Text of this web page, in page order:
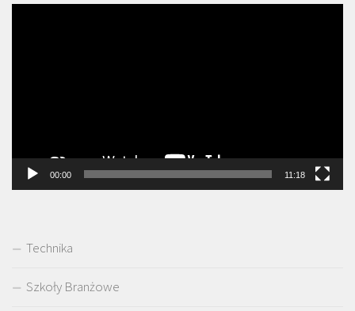
00:00 11:18
Technika
Szkoły Branżowe